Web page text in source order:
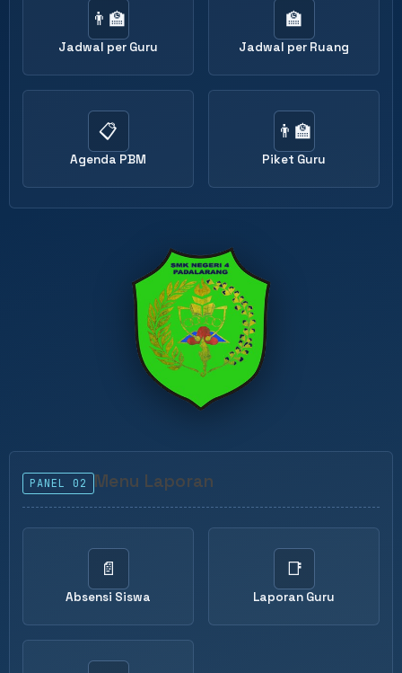
👨‍🏫
Jadwal per Guru
🏫
Jadwal per Ruang
📋
Agenda PBM
👨‍🏫
Piket Guru
PANEL 02 Menu Laporan
📄
Absensi Siswa
📑
Laporan Guru